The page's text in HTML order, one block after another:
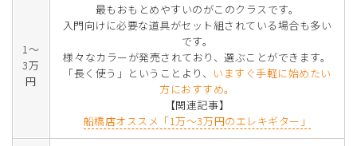
1～
3万
円
最もおもとめやすいのがこのクラスです。
入門向けに必要な道具がセット組されている場合も多い
です。
様々なカラーが発売されており、選ぶことができます。
「長く使う」ということより、 いますぐ手軽に始めたい
方におすすめ。
【関連記事】
船橋店オススメ「1万～3万円のエレキギター」